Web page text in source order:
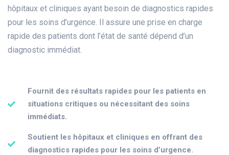
hôpitaux et cliniques ayant besoin de diagnostics rapides
pour les soins d’urgence. Il assure une prise en charge
rapide des patients dont l’état de santé dépend d’un
diagnostic immédiat.
Fournit des résultats rapides pour les patients en
situations critiques ou nécessitant des soins
immédiats.
Soutient les hôpitaux et cliniques en offrant des
diagnostics rapides pour les soins d’urgence.